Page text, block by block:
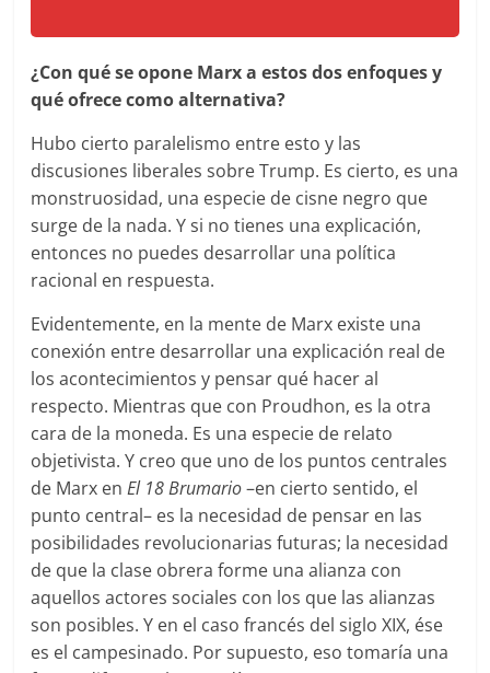
¿Con qué se opone Marx a estos dos enfoques y
qué ofrece como alternativa?
Hubo cierto paralelismo entre esto y las
discusiones liberales sobre Trump. Es cierto, es una
monstruosidad, una especie de cisne negro que
surge de la nada. Y si no tienes una explicación,
entonces no puedes desarrollar una política
racional en respuesta.
Evidentemente, en la mente de Marx existe una
conexión entre desarrollar una explicación real de
los acontecimientos y pensar qué hacer al
respecto. Mientras que con Proudhon, es la otra
cara de la moneda. Es una especie de relato
objetivista. Y creo que uno de los puntos centrales
de Marx enEl 18 Brumario–en cierto sentido, el
punto central– es la necesidad de pensar en las
posibilidades revolucionarias futuras; la necesidad
de que la clase obrera forme una alianza con
aquellos actores sociales con los que las alianzas
son posibles. Y en el caso francés del siglo XIX, ése
es el campesinado. Por supuesto, eso tomaría una